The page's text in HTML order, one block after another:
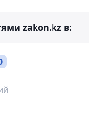
zakon.kz в: